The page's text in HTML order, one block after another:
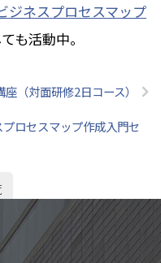
ジネスプロセスマップ
も活動中。
（対面研修2日コース）
ロセスマップ作成入門セ